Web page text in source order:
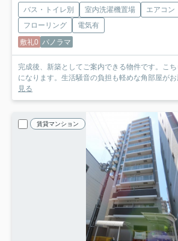
バス・トイレ別 室内洗濯機置場 エアコン
フローリング
電気有
敷礼0 パノラマ
完成後、新築としてご案内できる物件です。こ
になります。生活騒音の負担も軽めな角部屋が
見る
賃貸マンション